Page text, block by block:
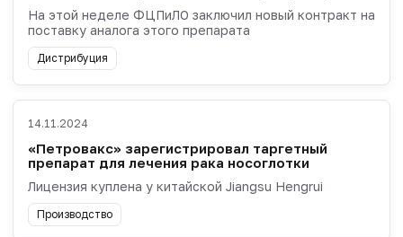
На этой неделе ФЦПиЛО заключил новый контракт на
поставку аналога этого препарата
Дистрибуция
14.11.2024
«Петровакс» зарегистрировал таргетный
препарат для лечения рака носоглотки
Лицензия куплена у китайской Jiangsu Hengrui
Производство